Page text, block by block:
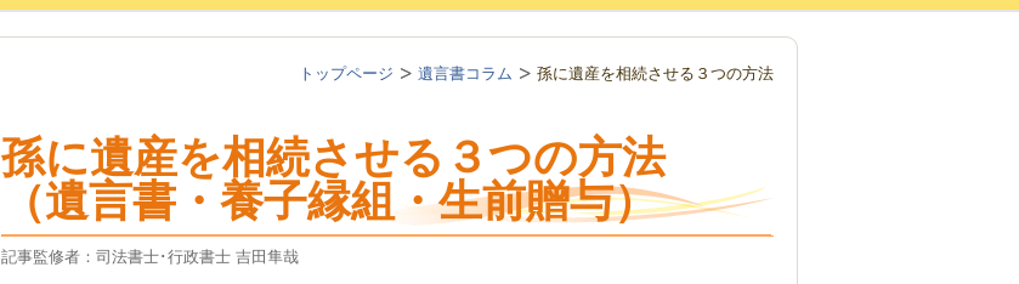
トップページ 遺言書コラム 孫に遺産を相続させる３つの方法
孫に遺産を相続させる３つの方法
（遺言書・養子縁組・生前贈与）
記事監修者：司法書士･行政書士 吉田隼哉